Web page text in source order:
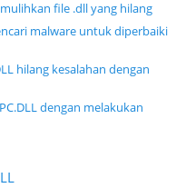
file .dll yang hilang
malware untuk diperbaiki
hilang kesalahan dengan
dengan melakukan